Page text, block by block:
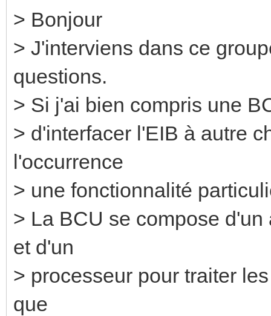
> Bonjour
> J'interviens dans ce
questions.
> Si j'ai bien compris une
> d'interfacer l'EIB à autre
l'occurrence
> une fonctionnalité
> La BCU se compose
et d'un
> processeur pour traiter
que